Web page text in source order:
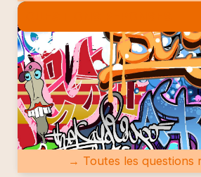
→ Toutes les questions